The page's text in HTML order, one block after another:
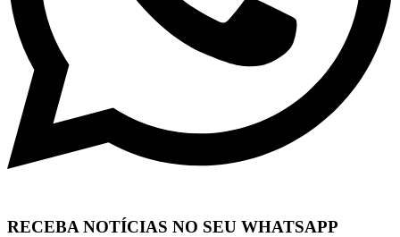
RECEBA NOTÍCIAS NO SEU WHATSAPP